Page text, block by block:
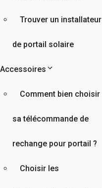
Trouver un installateur
de portail solaire
Accessoires
Comment bien choisir
sa télécommande de
rechange pour portail ?
Choisir les